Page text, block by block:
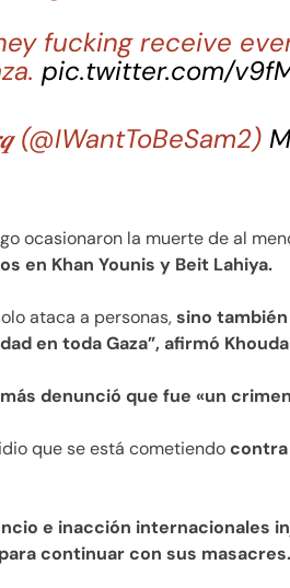
fucking receive
pic.twitter.com/
(@IWantToBeSam2)
ocasionaron la muerte de al
en Khan Younis y Beit Lahiya.
ataca a personas,sino
en toda Gaza”, afirmó
denunció que fue «un
que se está cometiendocontra
e inacción internacionales
continuar con sus masacres.